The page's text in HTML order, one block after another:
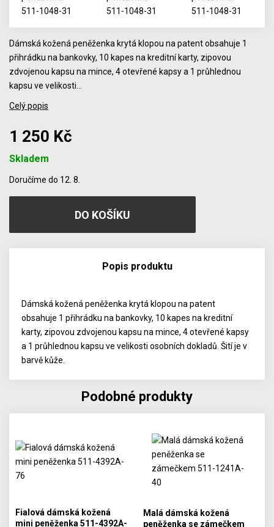
Dámská kožená peněženka krytá klopou na patent obsahuje 1
přihrádku na bankovky, 10 kapes na kreditní karty, zipovou
zdvojenou kapsu na mince, 4 otevřené kapsy a 1 průhlednou
kapsu ve velikosti…
Celý popis
1 250 Kč
Skladem
Doručíme do 12. 8.
Popis produktu
Dámská kožená peněženka krytá klopou na patent
obsahuje 1 přihrádku na bankovky, 10 kapes na kreditní
karty, zipovou zdvojenou kapsu na mince, 4 otevřené kapsy
a 1 průhlednou kapsu ve velikosti osobních dokladů. Šití je v
barvě kůže.
Podobné produkty
Fialová dámská kožená
mini peněženka 511-4392A-
Malá dámská kožená
peněženka se zámečkem